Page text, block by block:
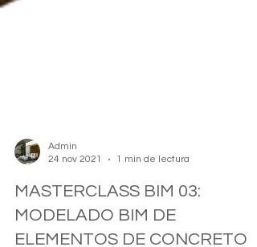
MASTERCLASS BIM 03:
MODELADO BIM DE